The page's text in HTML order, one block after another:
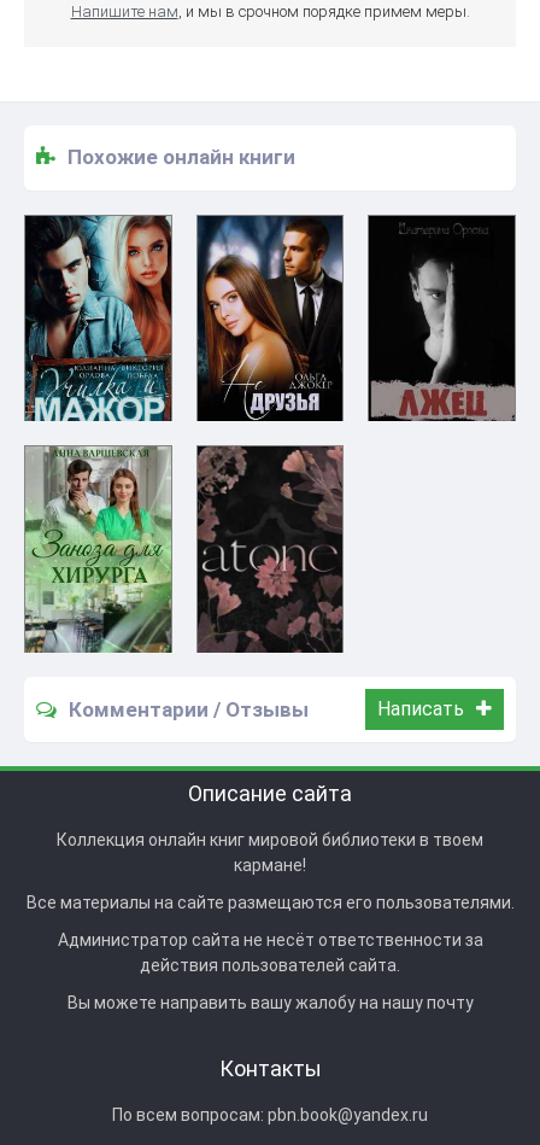
Напишите нам , и мы в срочном порядке примем меры.
Похожие онлайн книги
Комментарии / Отзывы Написать
Описание сайта
Коллекция онлайн книг мировой библиотеки в твоем
кармане!
Все материалы на сайте размещаются его пользователями.
Администратор сайта не несёт ответственности за
действия пользователей сайта.
Вы можете направить вашу жалобу на нашу почту
Контакты
По всем вопросам: pbn.book@yandex.ru